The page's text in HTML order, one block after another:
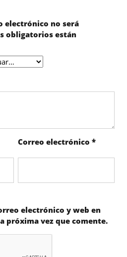
electrónico no será
obligatorios están
Correo electrónico *
electrónico y web en
próxima vez que comente.